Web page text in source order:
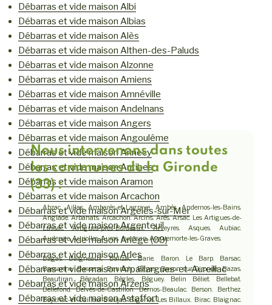
Débarras et vide maison Albi
Débarras et vide maison Albias
Débarras et vide maison Alès
Débarras et vide maison Althen-des-Paluds
Débarras et vide maison Alzonne
Débarras et vide maison Amiens
Débarras et vide maison Amnéville
Débarras et vide maison Andelnans
Débarras et vide maison Angers
Débarras et vide maison Angoulême
Débarras et vide maison Annecy
Débarras et vide maison Antibes
Débarras et vide maison Aramon
Débarras et vide maison Arcachon
Débarras et vide maison Argelès-sur-Mer
Débarras et vide maison Argenteuil
Débarras et vide maison Ariège (09)
Débarras et vide maison Arles
Débarras et vide maison Arpaillargues-et-Aureillac
Débarras et vide maison Arzens
Débarras et vide maison Astaffort
Nous intervenons dans toutes
les communes de la Gironde
(33) :
Abzac. Aillas. Ambarès-et-Lagrave. Ambès. Andernos-les-Bains.
Anglade. Arbanats. Arcachon. Arcins. Arès. Arsac. Les Artigues-de-
Lussac. Artigues-près-Bordeaux. Arveyres. Asques. Aubiac.
Audenge. Auriolles. Auros. Avensan. Ayguemorte-les-Graves.
Bagas. Baigneaux. Balizac. Barie. Baron. Le Barp. Barsac.
Bassanne. Bassens. Baurech. Bayas. Bayon-sur-Gironde. Bazas.
Beautiran. Bégadan. Bègles. Béguey. Belin Béliet. Bellebat.
Bellefond. Belvès-de-Castillon. Bernos-Beaulac. Berson. Berthez.
Beychac-et-Caillau. Bieujac. Biganos. Les Billaux. Birac. Blaignac.